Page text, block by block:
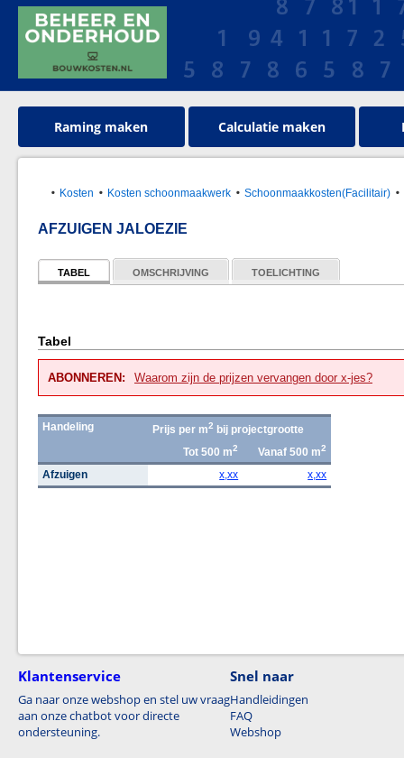
Raming maken Calculatie maken
Kosten Kosten schoonmaakwerk Schoonmaakkosten(Facilitair)
AFZUIGEN JALOEZIE
TABEL OMSCHRIJVING TOELICHTING
Tabel
ABONNEREN: Waarom zijn de prijzen vervangen door x-jes?
Handeling Prijs per m2 bij projectgrootte
Tot 500 m2 Vanaf 500 m2
Afzuigen x,xx x,xx
Klantenservice
Ga naar onze webshop en stel uw vraag
aan onze chatbot voor directe
ondersteuning.
Snel naar
Handleidingen
FAQ
Webshop